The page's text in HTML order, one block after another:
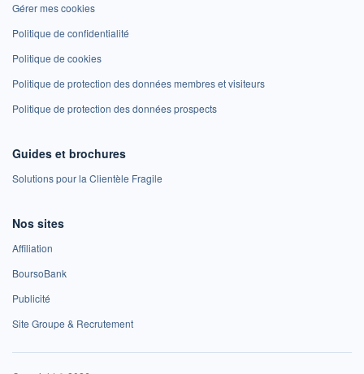
Gérer mes cookies
Politique de confidentialité
Politique de cookies
Politique de protection des données membres et visiteurs
Politique de protection des données prospects
Guides et brochures
Solutions pour la Clientèle Fragile
Nos sites
Affiliation
BoursoBank
Publicité
Site Groupe & Recrutement